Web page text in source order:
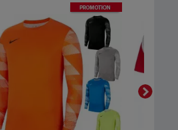
PROMOTION
-40%